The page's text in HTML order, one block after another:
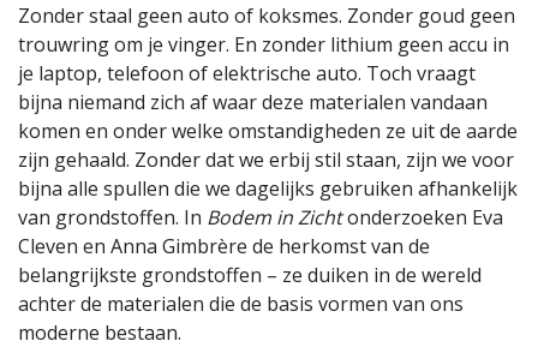
Zonder staal geen auto of koksmes. Zonder goud geen
trouwring om je vinger. En zonder lithium geen accu in
je laptop, telefoon of elektrische auto. Toch vraagt
bijna niemand zich af waar deze materialen vandaan
komen en onder welke omstandigheden ze uit de aarde
zijn gehaald. Zonder dat we erbij stil staan, zijn we voor
bijna alle spullen die we dagelijks gebruiken afhankelijk
van grondstoffen. In Bodem in Zichtonderzoeken Eva
Cleven en Anna Gimbrère de herkomst van de
belangrijkste grondstoffen – ze duiken in de wereld
achter de materialen die de basis vormen van ons
moderne bestaan.